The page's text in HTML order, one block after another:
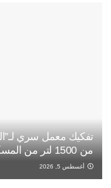
تفكيك معمل سري
من 1500 لتر من المسكرات
أغسطس 5, 2026